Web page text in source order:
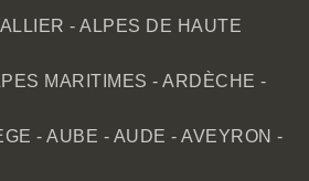
ALLIER -ALPES DE HAUTE
MARITIMES - ARDÈCHE -
-AUBE - AUDE -AVEYRON -